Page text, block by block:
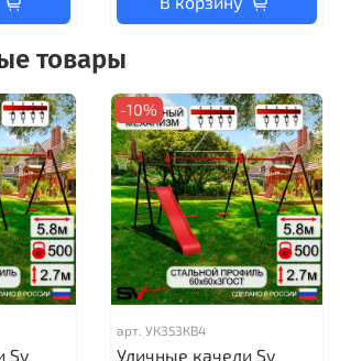
товары
Sv
-10%
арт. УК353КВ4
Уличные качели Sv